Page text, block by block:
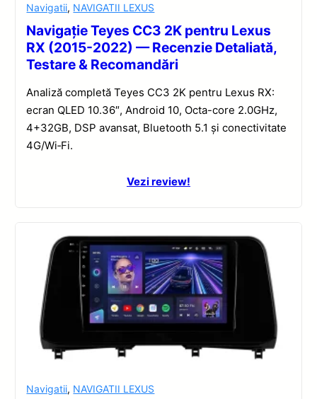
Navigatii, NAVIGATII LEXUS
Navigație Teyes CC3 2K pentru Lexus
RX (2015-2022) — Recenzie Detaliată,
Testare & Recomandări
Analiză completă Teyes CC3 2K pentru Lexus RX:
ecran QLED 10.36″, Android 10, Octa-core 2.0GHz,
4+32GB, DSP avansat, Bluetooth 5.1 și conectivitate
4G/Wi‑Fi.
Vezi review!
Navigatii, NAVIGATII LEXUS